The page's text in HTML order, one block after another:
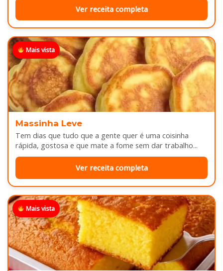
Ver receita completa
Mais vista
Massinha Leve
Tem dias que tudo que a gente quer é uma coisinha
rápida, gostosa e que mate a fome sem dar trabalho...
Ver receita completa
Mais vista